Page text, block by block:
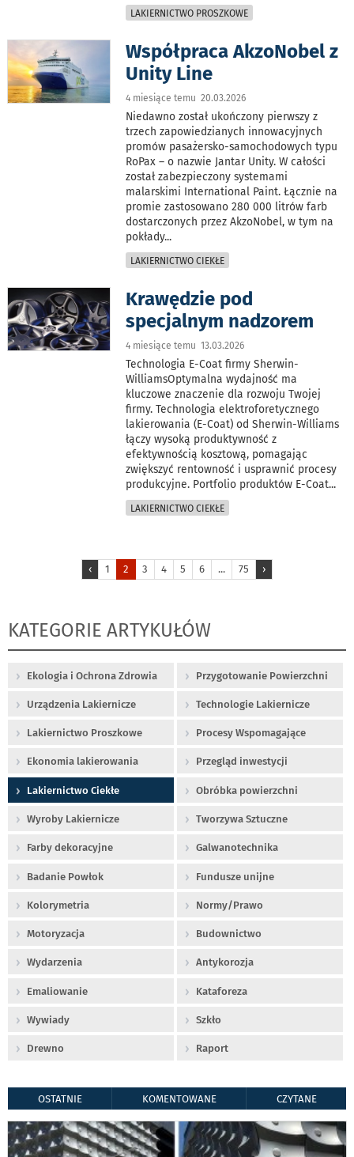
LAKIERNICTWO PROSZKOWE
Współpraca AkzoNobel z
Unity Line
4 miesiące temu 20.03.2026
Niedawno został ukończony pierwszy z
trzech zapowiedzianych innowacyjnych
promów pasażersko-samochodowych typu
RoPax – o nazwie Jantar Unity. W całości
został zabezpieczony systemami
malarskimi International Paint. Łącznie na
promie zastosowano 280 000 litrów farb
dostarczonych przez AkzoNobel, w tym na
pokłady...
LAKIERNICTWO CIEKŁE
Krawędzie pod
specjalnym nadzorem
4 miesiące temu 13.03.2026
Technologia E-Coat firmy Sherwin-
WilliamsOptymalna wydajność ma
kluczowe znaczenie dla rozwoju Twojej
firmy. Technologia elektroforetycznego
lakierowania (E-Coat) od Sherwin-Williams
łączy wysoką produktywność z
efektywnością kosztową, pomagając
zwiększyć rentowność i usprawnić procesy
produkcyjne. Portfolio produktów E-Coat...
LAKIERNICTWO CIEKŁE
‹ 1 2 3 4 5 6 ... 75 ›
KATEGORIE ARTYKUŁÓW
Ekologia i Ochrona Zdrowia Przygotowanie Powierzchni
Urządzenia Lakiernicze Technologie Lakiernicze
Lakiernictwo Proszkowe Procesy Wspomagające
Ekonomia lakierowania Przegląd inwestycji
Lakiernictwo Ciekłe Obróbka powierzchni
Wyroby Lakiernicze Tworzywa Sztuczne
Farby dekoracyjne Galwanotechnika
Badanie Powłok Fundusze unijne
Kolorymetria Normy/Prawo
Motoryzacja Budownictwo
Wydarzenia Antykorozja
Emaliowanie Kataforeza
Wywiady Szkło
Drewno Raport
OSTATNIE KOMENTOWANE CZYTANE